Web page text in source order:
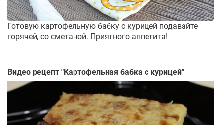
Готовую картофельную бабку с курицей подавайте
горячей, со сметаной. Приятного аппетита!
Видео рецепт "Картофельная бабка с курицей"